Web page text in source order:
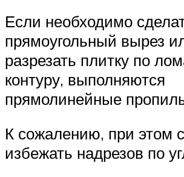
Если необходимо
прямоугольный вырез
разрезать плитку по
контуру, выполняются
прямолинейные
К сожалению, при этом
избежать надрезов по